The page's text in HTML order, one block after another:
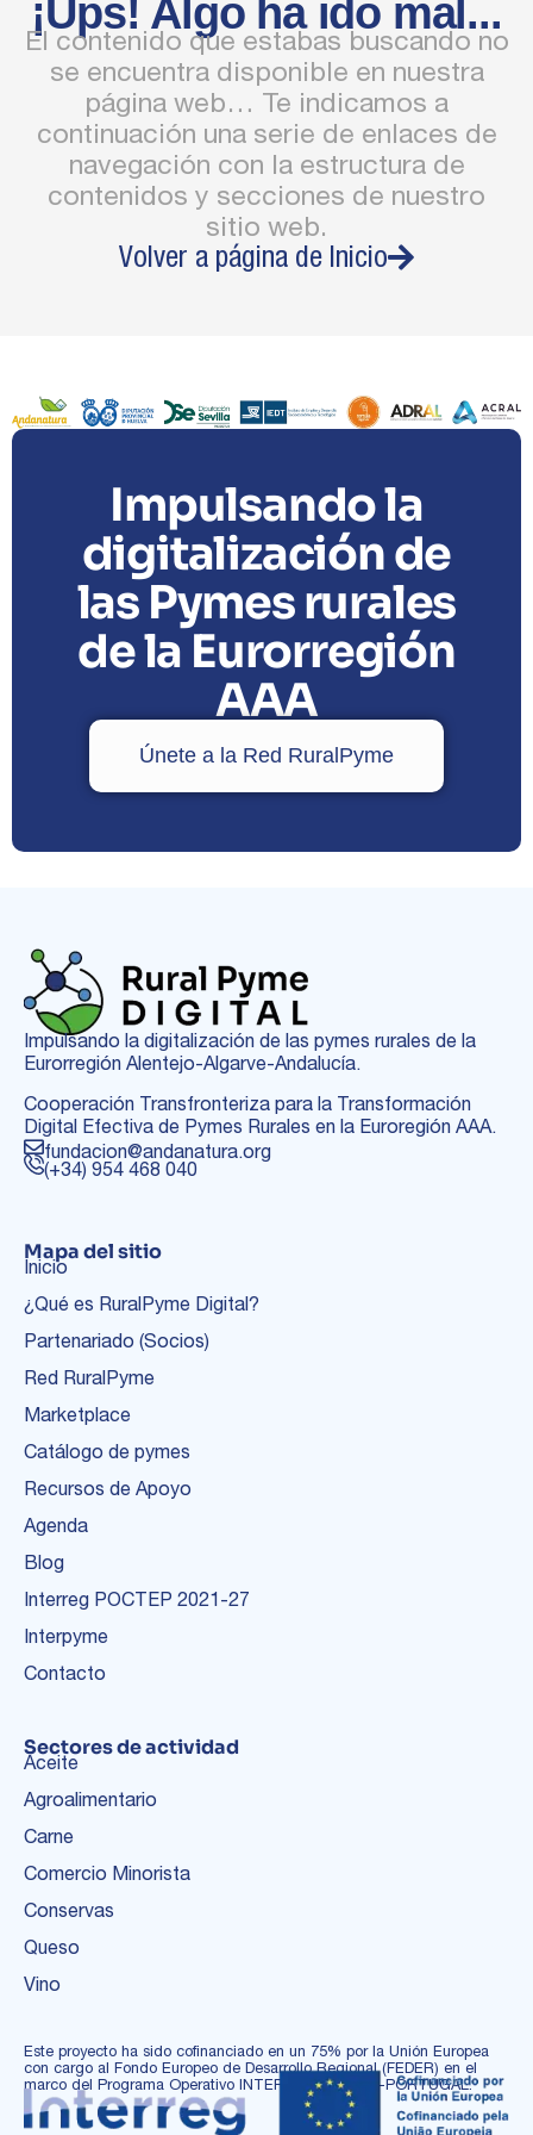
¡Ups! Algo ha ido mal...
El contenido que estabas buscando no
se encuentra disponible en nuestra
página web… Te indicamos a
continuación una serie de enlaces de
navegación con la estructura de
contenidos y secciones de nuestro
sitio web.
Volver a página de Inicio
Impulsando la
digitalización de
las Pymes rurales
de la Eurorregión
AAA
Únete a la Red RuralPyme
Impulsando la digitalización de las pymes rurales de la
Eurorregión Alentejo-Algarve-Andalucía.
Cooperación Transfronteriza para la Transformación
Digital Efectiva de Pymes Rurales en la Euroregión AAA.
fundacion@andanatura.org
(+34) 954 468 040
Mapa del sitio
Inicio
¿Qué es RuralPyme Digital?
Partenariado (Socios)
Red RuralPyme
Marketplace
Catálogo de pymes
Recursos de Apoyo
Agenda
Blog
Interreg POCTEP 2021-27
Interpyme
Contacto
Sectores de actividad
Aceite
Agroalimentario
Carne
Comercio Minorista
Conservas
Queso
Vino
Este proyecto ha sido cofinanciado en un 75% por la Unión Europea
con cargo al Fondo Europeo de Desarrollo Regional (FEDER) en el
marco del Programa Operativo INTERREG ESPAÑA-PORTUGAL.